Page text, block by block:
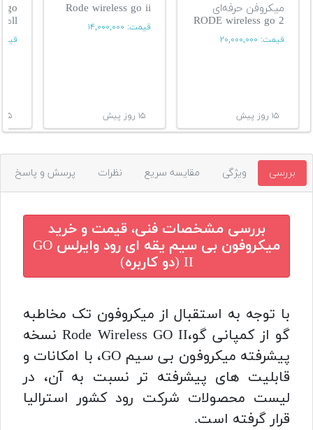
میکروفن حرفه‌ای
RODE wireless go 2
قیمت: ۲۰,۰۰۰,۰۰۰
۱۵ روز پیش
Rode wireless go ii
قیمت: ۱۴,۰۰۰,۰۰۰
۱۵ روز پیش
go
llمیکروفون
۱۵ روز پیش
بررسی ویژگی مقایسه سریع نظرات پرسش و پاسخ
بررسی مشخصات فنی، قیمت و خرید
میکروفون بی سیم یقه ای رود وایرلس GO
II (دو کاربره)
با توجه به استقبال از میکروفون تک مخاطبه
گو از کمپانی گو،Rode Wireless GO II
نسخه
پیشرفته میکروفون بی سیم GO، با امکانات و
قابلیت های پیشرفته تر نسبت به آن، در
لیست محصولات شرکت رود کشور استرالیا
قرار گرفته است.